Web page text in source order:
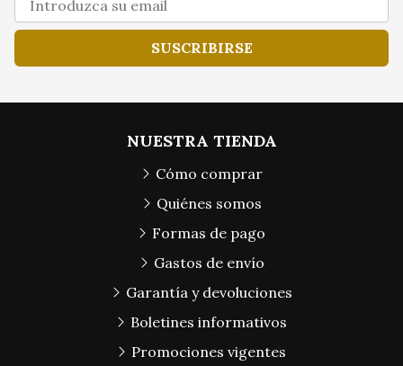
SUSCRIBIRSE
NUESTRA TIENDA
Cómo comprar
Quiénes somos
Formas de pago
Gastos de envío
Garantía y devoluciones
Boletines informativos
Promociones vigentes